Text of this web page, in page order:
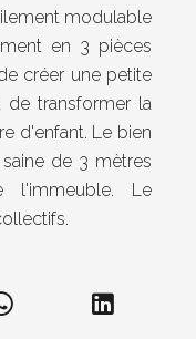
modulable
en 3 pièces
créer une petite
de transformer la
d'enfant. Le bien
de 3 mètres
l'immeuble. Le